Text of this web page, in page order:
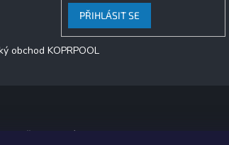
PŘIHLÁSIT SE
obchod KOPRPOOL
. Všechna práva vyhrazena.